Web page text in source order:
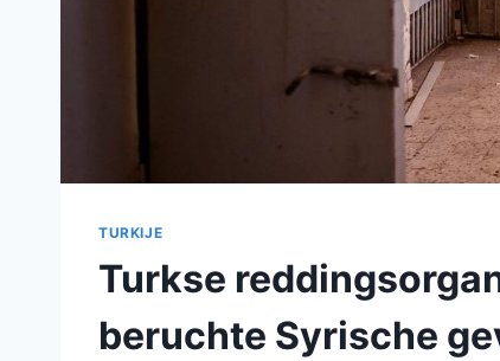
TURKIJE
Turkse
beruchte Syrische